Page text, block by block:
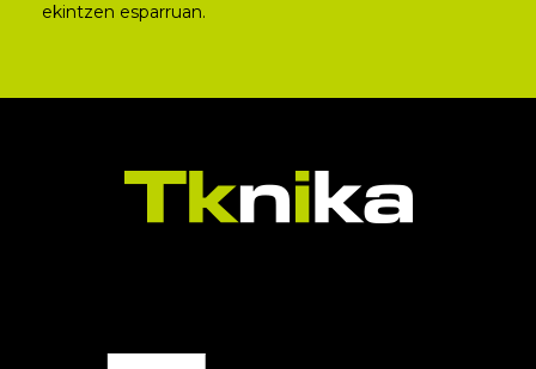
ekintzen esparruan.